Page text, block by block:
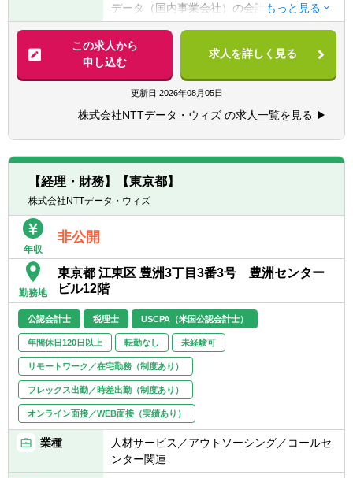
【求められる人物像】
■メンバーの育成・指導など、マネジメント
業務の経験
【キャリアパス】
■ご入社後は、5-8名前後の担当リーダーから
スタートし、企業風土への慣れと業務習熟に
また、シェアードサービス事業の高度化を牽
引する役割も期待しています。
■直近で想定されるキャリアアップとして
は、NTTデータ及びグループ全体の連結決算
税務を統括するマネージャー職（課長級）と
なります。
データ（国内事業会社）の会計制度業務とい
った、高度な専門性を必要とする財務経理業
務もアウトソーシング先として請け負ってお
ります。今後もより一層の成長を続けるNTT
データグループの大規模な財務経理業務に対
し、専門的な知見をもとに、主体的に幅広く
活躍してくださる仲間を募集いたします。
【職務内容】
■NTTデータ連結決算に関する業務
・NTTデータグループの連結決算値（海外会
社対応含む）算定／決算報告資料作成
・NTTデータ（国内事業会社）の単体決算、
・会計制度の制改定（会計基準更改時等の影
響調査、論点整理・検討）
財務諸表/内部統制監査対応（監査人協議含
む）
【具体的には】
■職務内容に記載した業務について、チーム
メンバーが作成する資料を会計士や税理士の
目線でのチェックから始まり、監査対応等を
含む、決算業務全般を経験した後に、マネジ
メント・全体統括を担当お任せする予定で
す。
■NTTグループの下、NTTデータグループも
この求人から
申し込む
求人を詳しく見る
更新日 2026年08月05日
株式会社NTTデータ・ウィズ の求人一覧を見る
【経理・財務】【東京都】
株式会社NTTデータ・ウィズ
年収
非公開
勤務地
東京都 江東区 豊洲3丁目3番3号 豊洲センター
ビル12階
公認会計士 税理士 USCPA（米国公認会計士）
年間休日120日以上 転勤なし 未経験可
リモートワーク／在宅勤務（制度あり）
フレックス出勤／時差出勤（制度あり）
オンライン面接／WEB面接（実績あり）
業種
人材サービス／アウトソーシング／コールセ
ンター関連